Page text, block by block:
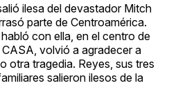
ilesa del devastador Mitch
parte de Centroamérica.
con ella, en el centro de
volvió a agradecer a
otra tragedia. Reyes, sus tres
salieron ilesos de la